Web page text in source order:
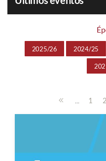
2025/26 2024/25
... 1 2